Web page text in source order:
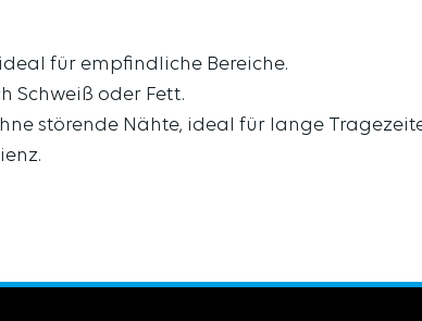
für empfindliche Bereiche.
Schweiß oder Fett.
störende Nähte, ideal für lange